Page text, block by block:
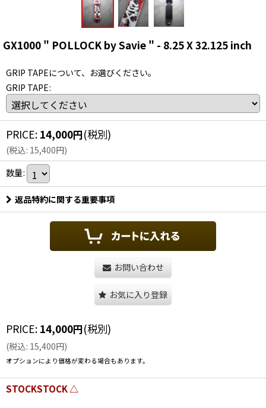
GX1000 " POLLOCK by Savie " - 8.25 X 32.125 inch
GRIP TAPEについて、お選びください。
GRIP TAPE:
PRICE: 14,000円(税別)
(税込: 15,400円)
数量:
返品特約に関する重要事項
お問い合わせ
お気に入り登録
PRICE: 14,000円(税別)
(税込: 15,400円)
オプションにより価格が変わる場合もあります。
STOCKSTOCK △